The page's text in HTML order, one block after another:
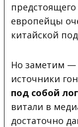
европейцы
китайской
Но заметим —
источники
под собой
витали в
достаточно